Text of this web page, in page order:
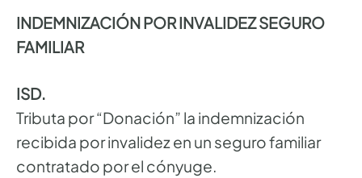
INDEMNIZACIÓN POR INVALIDEZ SEGURO
FAMILIAR
ISD.
Tributa por “Donación” la indemnización
recibida por invalidez en un seguro familiar
contratado por el cónyuge.